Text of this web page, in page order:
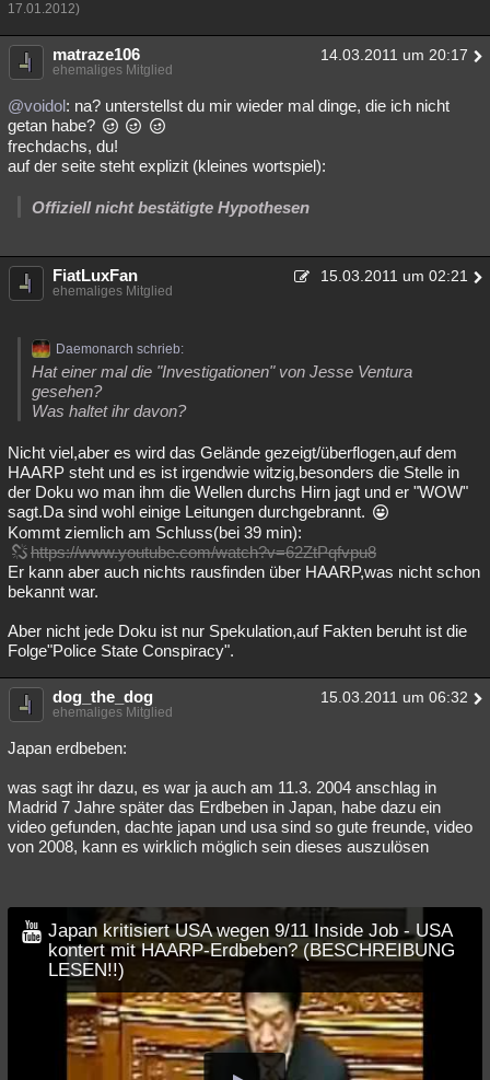
17.01.2012)
matraze106 14.03.2011 um 20:17
ehemaliges Mitglied
@voidol: na? unterstellst du mir wieder mal dinge, die ich nicht
getan habe?
frechdachs, du!
auf der seite steht explizit (kleines wortspiel):
Offiziell nicht bestätigte Hypothesen
FiatLuxFan 15.03.2011 um 02:21
ehemaliges Mitglied
Daemonarch schrieb:
Hat einer mal die "Investigationen" von Jesse Ventura
gesehen?
Was haltet ihr davon?
Nicht viel,aber es wird das Gelände gezeigt/überflogen,auf dem
HAARP steht und es ist irgendwie witzig,besonders die Stelle in
der Doku wo man ihm die Wellen durchs Hirn jagt und er "WOW"
sagt.Da sind wohl einige Leitungen durchgebrannt.
Kommt ziemlich am Schluss(bei 39 min):
https://www.youtube.com/watch?v=62ZtPqfvpu8
Er kann aber auch nichts rausfinden über HAARP,was nicht schon
bekannt war.
Aber nicht jede Doku ist nur Spekulation,auf Fakten beruht ist die
Folge"Police State Conspiracy".
dog_the_dog 15.03.2011 um 06:32
ehemaliges Mitglied
Japan erdbeben:
was sagt ihr dazu, es war ja auch am 11.3. 2004 anschlag in
Madrid 7 Jahre später das Erdbeben in Japan, habe dazu ein
video gefunden, dachte japan und usa sind so gute freunde, video
von 2008, kann es wirklich möglich sein dieses auszulösen
Japan kritisiert USA wegen 9/11 Inside Job - USA
kontert mit HAARP-Erdbeben? (BESCHREIBUNG
LESEN!!)